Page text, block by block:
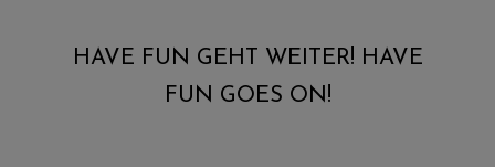
HAVE FUN GEHT WEITER! HAVE
FUN GOES ON!